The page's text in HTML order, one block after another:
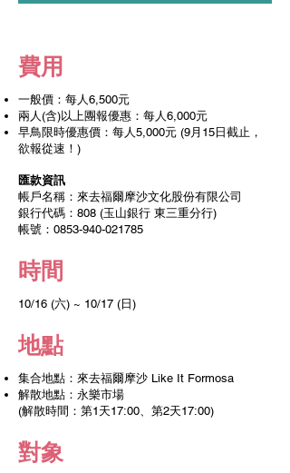
​費用
一般​價：每人6,500元
​兩人(含)以上團報優惠：每人6,000元
早鳥限時優惠價：每人5,000元 (9月15日截止，
欲報從速！)
匯款資訊
帳戶名稱：來去福爾摩沙文化股份有限公司
銀行代碼：808 (玉山銀行 東三重分行)
​帳號：0853-940-021785
​時間
10/16 (六) ~ 10/17 (日)
地點
集合地點：來去福爾摩沙 Like It Formosa
解散地點 ：永樂市場
(解散時間：第1天17:00、第2天17:00)
對象